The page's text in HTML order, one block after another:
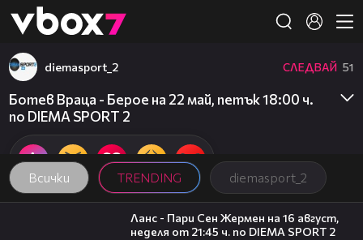
👾
Всички TRENDING diemasport_2
diemasport_2 СЛЕДВАЙ 51
Ботев Враца - Берое на 22 май, петък 18:00 ч.
по DIEMA SPORT 2
00:45
Ланс - Пари Сен Жермен на 16 август,
неделя от 21:45 ч. по DIEMA SPORT 2